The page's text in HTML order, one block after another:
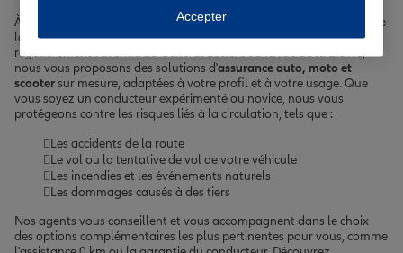
À Bourg-la-Reine, ville paisible des Hauts-de-Seine, nous savons que
la mobilité est essentielle pour vous. Que vous empruntiez
régulièrement l'avenue du Général Leclerc ou la rue de la Bièvre,
nous vous proposons des solutions d'assurance auto, moto et
scootersur mesure, adaptées à votre profil et à votre usage. Que
vous soyez un conducteur expérimenté ou novice, nous vous
protégeons contre les risques liés à la circulation, tels que :
Les accidents de la route
Le vol ou la tentative de vol de votre véhicule
Les incendies et les événements naturels
Les dommages causés à des tiers
Nos agents vous conseillent et vous accompagnent dans le choix
des options complémentaires les plus pertinentes pour vous, comme
Accepter